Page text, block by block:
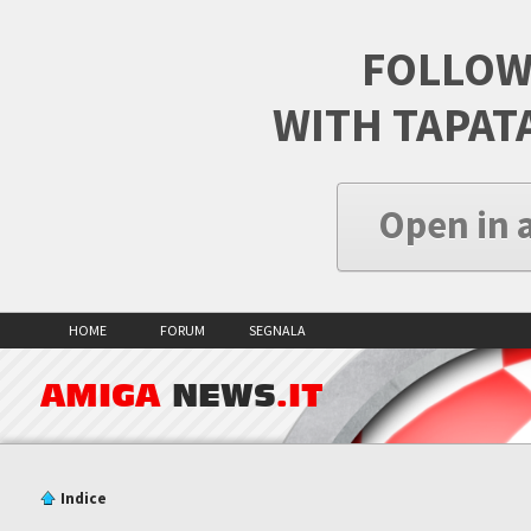
WITH
Open in
HOME FORUM SEGNALA
AMIGA NEWS.IT
Indice